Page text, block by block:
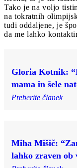
Tako je na voljo
na tokratnih
tudi oddaljene, je
da me lahko
Gloria Kotnik:
mama in šele
Preberite članek
Miha Mišič:
lahko zraven ob